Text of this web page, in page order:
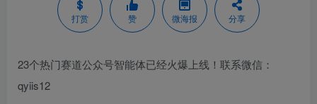
打赏 赞 微海报 分享
23个热门赛道公众号智能体已经火爆上线！联系微信：
qyiis12